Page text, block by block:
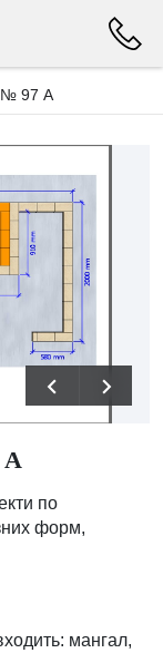
№ 97 А
А
по
форм,
мангал,